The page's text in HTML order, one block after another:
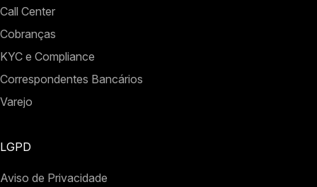
Call Center
Cobranças
KYC e Compliance
Correspondentes Bancários
Varejo
LGPD
Aviso de Privacidade